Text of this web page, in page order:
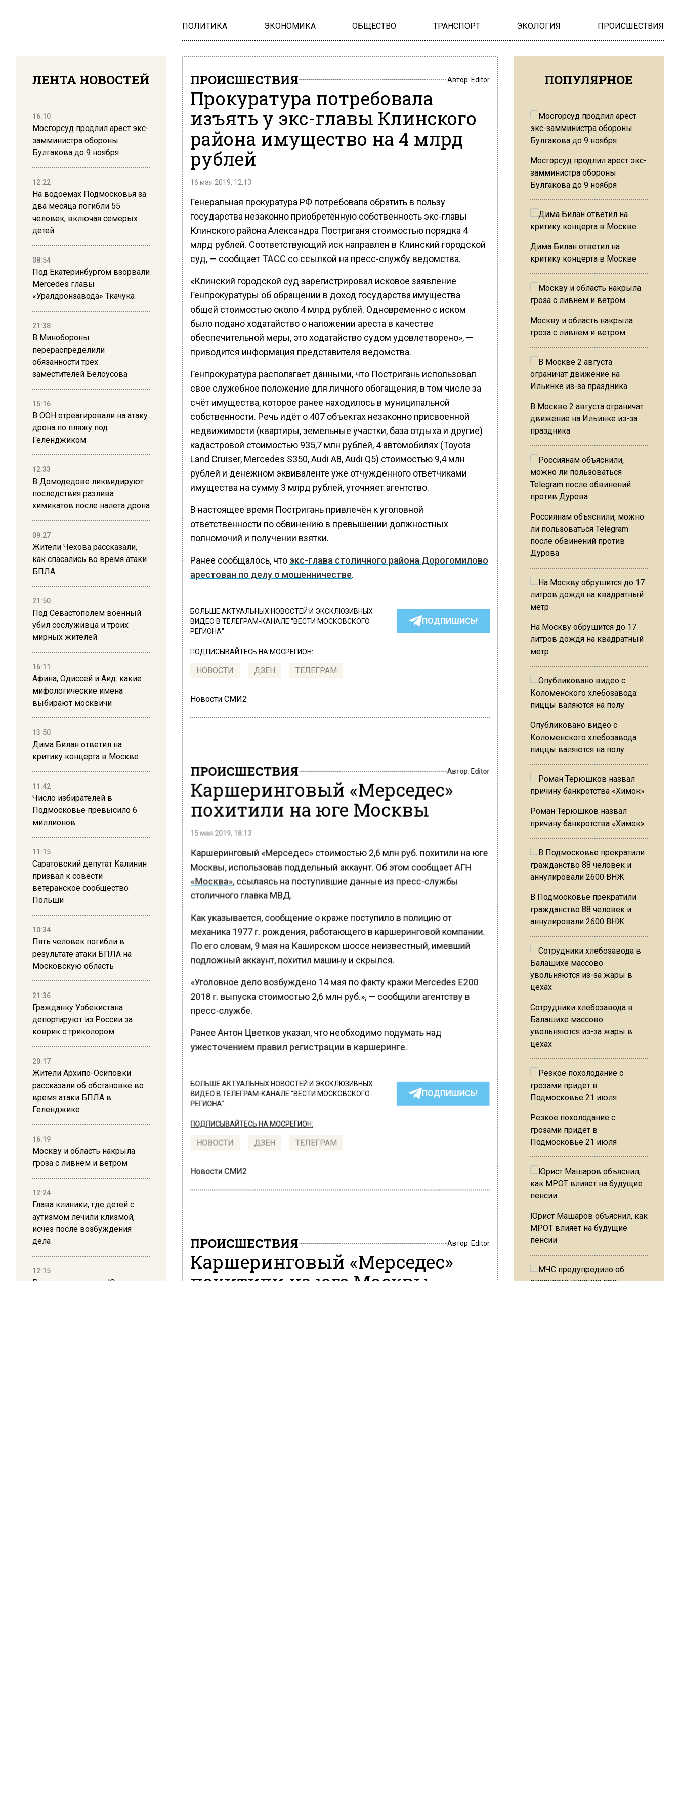
ПОЛИТИКА ЭКОНОМИКА ОБЩЕСТВО ТРАНСПОРТ ЭКОЛОГИЯ ПРОИСШЕСТВИЯ
ЛЕНТА НОВОСТЕЙ
16:10
Мосгорсуд продлил арест экс-
замминистра обороны
Булгакова до 9 ноября
12:22
На водоемах Подмосковья за
два месяца погибли 55
человек, включая семерых
детей
08:54
Под Екатеринбургом взорвали
Mercedes главы
«Уралдронзавода» Ткачука
21:38
В Минобороны
перераспределили
обязанности трех
заместителей Белоусова
15:16
В ООН отреагировали на атаку
дрона по пляжу под
Геленджиком
12:33
В Домодедове ликвидируют
последствия разлива
химикатов после налета дрона
09:27
Жители Чехова рассказали,
как спасались во время атаки
БПЛА
21:50
Под Севастополем военный
убил сослуживца и троих
мирных жителей
16:11
Афина, Одиссей и Аид: какие
мифологические имена
выбирают москвичи
13:50
Дима Билан ответил на
критику концерта в Москве
11:42
Число избирателей в
Подмосковье превысило 6
миллионов
11:15
Саратовский депутат Калинин
призвал к совести
ветеранское сообщество
Польши
10:34
Пять человек погибли в
результате атаки БПЛА на
Московскую область
21:36
Гражданку Узбекистана
депортируют из России за
коврик с триколором
20:17
Жители Архипо-Осиповки
рассказали об обстановке во
время атаки БПЛА в
Геленджике
16:19
Москву и область накрыла
гроза с ливнем и ветром
12:24
Глава клиники, где детей с
аутизмом лечили клизмой,
исчез после возбуждения
дела
12:15
Рецензия на роман Юрия
ПРОИСШЕСТВИЯ Автор: Editor
Прокуратура потребовала
изъять у экс-главы Клинского
района имущество на 4 млрд
рублей
16 мая 2019, 12:13
Генеральная прокуратура РФ потребовала обратить в пользу
государства незаконно приобретённую собственность экс-главы
Клинского района Александра Постриганя стоимостью порядка 4
млрд рублей. Соответствующий иск направлен в Клинский городской
суд, — сообщает ТАСС со ссылкой на пресс-службу ведомства.
«Клинский городской суд зарегистрировал исковое заявление
Генпрокуратуры об обращении в доход государства имущества
общей стоимостью около 4 млрд рублей. Одновременно с иском
было подано ходатайство о наложении ареста в качестве
обеспечительной меры, это ходатайство судом удовлетворено», —
приводится информация представителя ведомства.
Генпрокуратура располагает данными, что Постригань использовал
свое служебное положение для личного обогащения, в том числе за
счёт имущества, которое ранее находилось в муниципальной
собственности. Речь идёт о 407 объектах незаконно присвоенной
недвижимости (квартиры, земельные участки, база отдыха и другие)
кадастровой стоимостью 935,7 млн рублей, 4 автомобилях (Тоyota
Land Cruiser, Меrcedes S350, Аudi А8, Аudi Q5) стоимостью 9,4 млн
рублей и денежном эквиваленте уже отчуждённого ответчиками
имущества на сумму 3 млрд рублей, уточняет агентство.
В настоящее время Постригань привлечён к уголовной
ответственности по обвинению в превышении должностных
полномочий и получении взятки.
Ранее сообщалось, что экс-глава столичного района Дорогомилово
арестован по делу о мошенничестве.
БОЛЬШЕ АКТУАЛЬНЫХ НОВОСТЕЙ И ЭКСКЛЮЗИВНЫХ
ВИДЕО В ТЕЛЕГРАМ-КАНАЛЕ "ВЕСТИ МОСКОВСКОГО
РЕГИОНА".
ПОДПИШИСЬ!
ПОДПИСЫВАЙТЕСЬ НА МОСРЕГИОН:
НОВОСТИ ДЗЕН ТЕЛЕГРАМ
Новости СМИ2
ПРОИСШЕСТВИЯ Автор: Editor
Каршеринговый «Мерседес»
похитили на юге Москвы
15 мая 2019, 18:13
Каршеринговый «Мерседес» стоимостью 2,6 млн руб. похитили на юге
Москвы, использовав поддельный аккаунт. Об этом сообщает АГН
«Москва», ссылаясь на поступившие данные из пресс-службы
столичного главка МВД.
Как указывается, сообщение о краже поступило в полицию от
механика 1977 г. рождения, работающего в каршеринговой компании.
По его словам, 9 мая на Каширском шоссе неизвестный, имевший
подложный аккаунт, похитил машину и скрылся.
«Уголовное дело возбуждено 14 мая по факту кражи Mercedes E200
2018 г. выпуска стоимостью 2,6 млн руб.», — сообщили агентству в
пресс-службе.
Ранее Антон Цветков указал, что необходимо подумать над
ужесточением правил регистрации в каршеринге.
БОЛЬШЕ АКТУАЛЬНЫХ НОВОСТЕЙ И ЭКСКЛЮЗИВНЫХ
ВИДЕО В ТЕЛЕГРАМ-КАНАЛЕ "ВЕСТИ МОСКОВСКОГО
РЕГИОНА".
ПОДПИШИСЬ!
ПОДПИСЫВАЙТЕСЬ НА МОСРЕГИОН:
НОВОСТИ ДЗЕН ТЕЛЕГРАМ
Новости СМИ2
ПРОИСШЕСТВИЯ Автор: Editor
Каршеринговый «Мерседес»
похитили на юге Москвы
ПОПУЛЯРНОЕ
Мосгорсуд продлил арест экс-
замминистра обороны
Булгакова до 9 ноября
Дима Билан ответил на
критику концерта в Москве
Москву и область накрыла
гроза с ливнем и ветром
В Москве 2 августа ограничат
движение на Ильинке из-за
праздника
Россиянам объяснили, можно
ли пользоваться Telegram
после обвинений против
Дурова
На Москву обрушится до 17
литров дождя на квадратный
метр
Опубликовано видео с
Коломенского хлебозавода:
пиццы валяются на полу
Роман Терюшков назвал
причину банкротства «Химок»
В Подмосковье прекратили
гражданство 88 человек и
аннулировали 2600 ВНЖ
Сотрудники хлебозавода в
Балашихе массово
увольняются из-за жары в
цехах
Резкое похолодание с
грозами придет в
Подмосковье 21 июля
Юрист Машаров объяснил, как
МРОТ влияет на будущие
пенсии